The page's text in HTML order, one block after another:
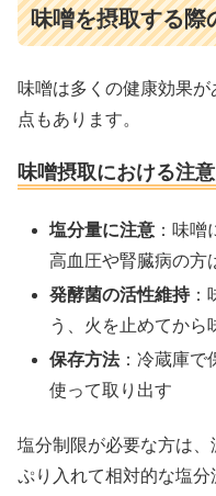
味噌を摂取する際
味噌は多くの健康効果
点もあります。
味噌摂取における注
塩分量に注意 ：味噌
高血圧や腎臓病の方
発酵菌の活性維持：
う、火を止めてから
保存方法：冷蔵庫で
使って取り出す
塩分制限が必要な方は
ぷり入れて相対的な塩